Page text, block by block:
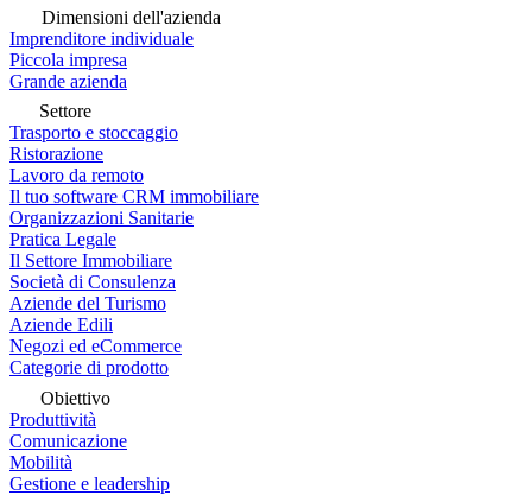
Dimensioni dell'azienda
Imprenditore individuale
Piccola impresa
Grande azienda
Settore
Trasporto e stoccaggio
Ristorazione
Lavoro da remoto
Il tuo software CRM immobiliare
Organizzazioni Sanitarie
Pratica Legale
Il Settore Immobiliare
Società di Consulenza
Aziende del Turismo
Aziende Edili
Negozi ed eCommerce
Categorie di prodotto
Obiettivo
Produttività
Comunicazione
Mobilità
Gestione e leadership